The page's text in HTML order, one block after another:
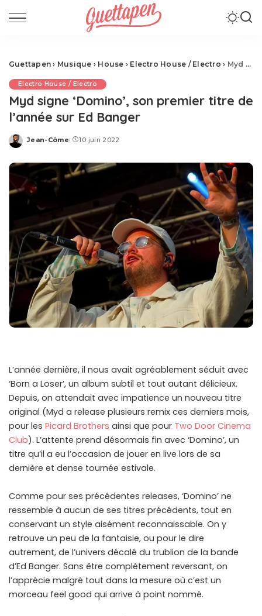
Guettapen › Musique › House › Electro House / Electro › Myd signe ‘Domino’, son premier titre de l’année sur Ed Banger
Electro House / Electro
Myd signe ‘Domino’, son premier titre de
l’année sur Ed Banger
Posted
Jean-Côme 10 juin 2022
L’année dernière, il nous avait agréablement séduit avec
‘Born a Loser’, un album subtil et tout autant délicieux.
Depuis, on attendait avec impatience un nouveau titre
original (Myd a release plusieurs remix ces derniers mois,
pour les Picard Brothers ainsi que pour Two Door Cinema
Club). L’attente prend désormais fin avec ‘Domino’, un
titre qu’il a eu l’occasion de jouer en live lors de sa
dernière et dense tournée estivale.
Comme pour ses précédentes releases, ‘Domino’ ne
ressemble à aucun de ses titres précédents, tout en
conservant un style aisément reconnaissable. On y
retrouve un peu de la fantaisie, ou pour le dire
autrement, de l’univers décalé du trublion de la bande
d’Ed Banger. Sans être complètement reversant, on
l’apprécie malgré tout dans la mesure où c’est un
morceau feel good qui arrive à point nommé.